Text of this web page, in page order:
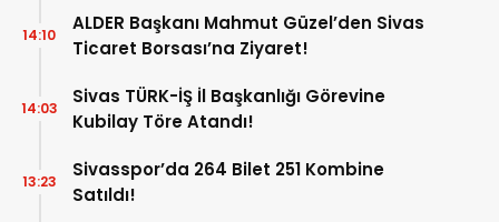
ALDER Başkanı Mahmut Güzel’den Sivas
Ticaret Borsası’na Ziyaret!
14:10
Sivas TÜRK-İŞ İl Başkanlığı Görevine
Kubilay Töre Atandı!
14:03
Sivasspor’da 264 Bilet 251 Kombine
Satıldı!
13:23